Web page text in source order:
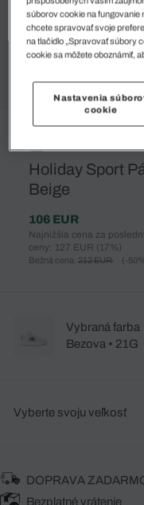
Holiday Sport
Beige
106 EUR
Najnižšia cena za
ceny: 127 EUR (17%)
Bežná cena: 212 EUR (-
Vybraná farba
Bezova • 21G
Vyberte svoju veľkosť
DOPRAVA
Bezplatné vrátenie
súborov cookie na fungovanie
chcete spravovať svoje
na tlačidlo „Spravovať súbory
cookie sa môžete oboznámiť,
Nastavenia
cookie